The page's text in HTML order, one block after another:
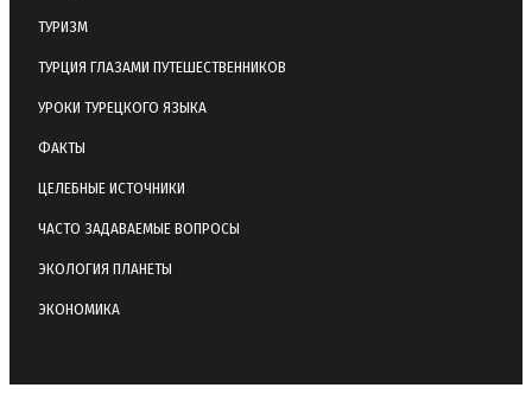
ТУРИЗМ
ТУРЦИЯ ГЛАЗАМИ ПУТЕШЕСТВЕННИКОВ
УРОКИ ТУРЕЦКОГО ЯЗЫКА
ФАКТЫ
ЦЕЛЕБНЫЕ ИСТОЧНИКИ
ЧАСТО ЗАДАВАЕМЫЕ ВОПРОСЫ
ЭКОЛОГИЯ ПЛАНЕТЫ
ЭКОНОМИКА